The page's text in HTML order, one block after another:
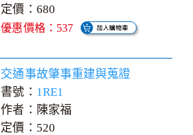
定價：680
優惠價格：537
交通事故肇事重建與蒐證
書號： 1RE1
作者：陳家福
定價：520